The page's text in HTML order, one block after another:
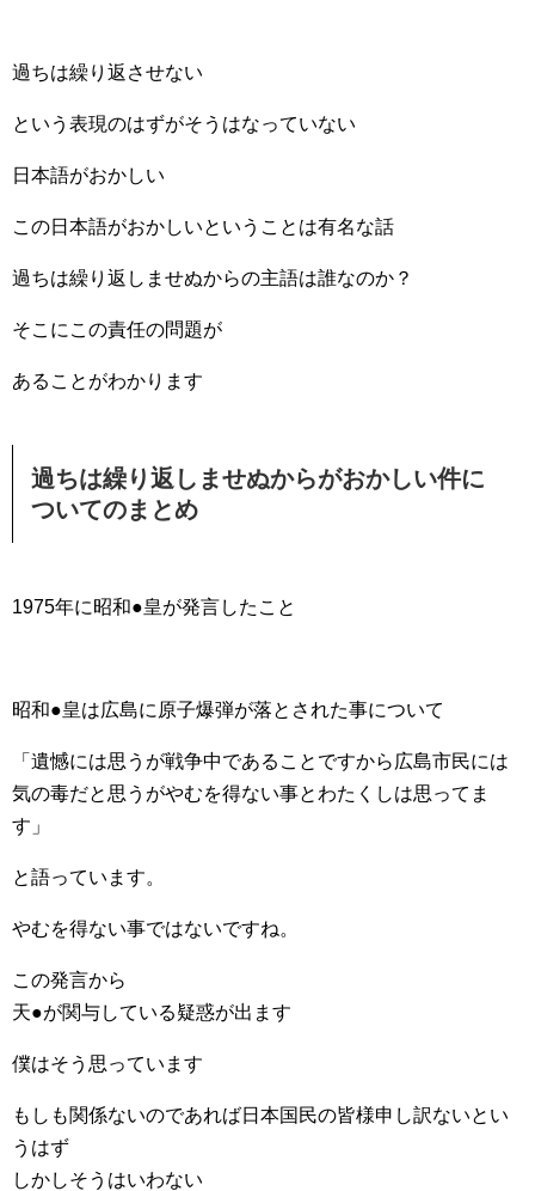
過ちは繰り返させない
という表現のはずがそうはなっていない
日本語がおかしい
この日本語がおかしいということは有名な話
過ちは繰り返しませぬからの主語は誰なのか？
そこにこの責任の問題が
あることがわかります
過ちは繰り返しませぬからがおかしい件に
ついてのまとめ
1975年に昭和●皇が発言したこと
昭和●皇は広島に原子爆弾が落とされた事について
「遺憾には思うが戦争中であることですから広島市民には
気の毒だと思うがやむを得ない事とわたくしは思ってま
す」
と語っています。
やむを得ない事ではないですね。
この発言から
天●が関与している疑惑が出ます
僕はそう思っています
もしも関係ないのであれば日本国民の皆様申し訳ないとい
うはず
しかしそうはいわない